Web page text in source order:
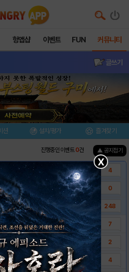
헝앱샵 이벤트 FUN 커뮤니티
글쓰기
션 설치/평가 즐겨찾기
진행중인 이벤트0건 ▲ 공지접기
피! 유머 게시.. 4
, 드디어 멀티를.. 0
알 획득 안내.. 248
러 영상 7
2
레이 영상 4
X